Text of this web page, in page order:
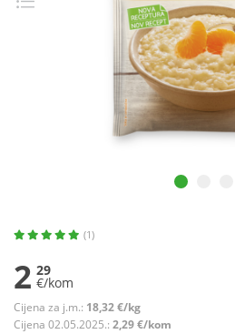
(1)
2 29
€/kom
Cijena za j.m.: 18,32 €/kg
Cijena 02.05.2025.: 2,29 €/kom